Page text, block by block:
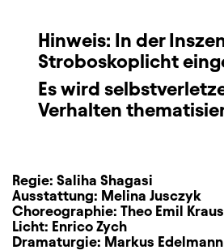
Hinweis: In der
Stroboskoplicht
Es wird
Verhalten
Regie: Saliha Shagasi
Ausstattung: Melina Jusczyk
Choreographie: Theo Emil
Licht: Enrico Zych
Dramaturgie: Markus Edelmann